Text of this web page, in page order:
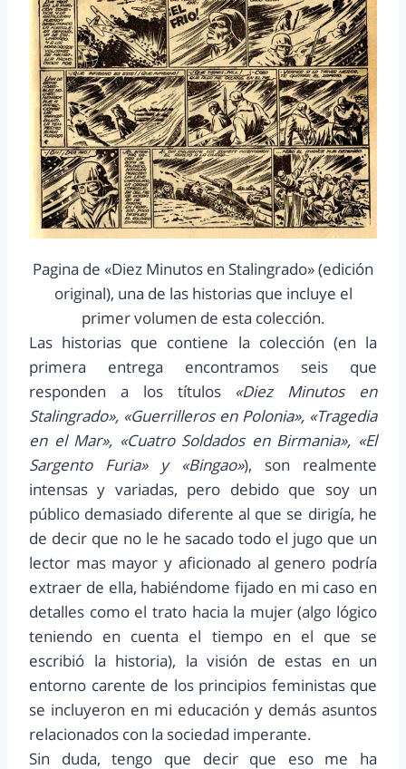
Pagina de «Diez Minutos en Stalingrado» (edición
original), una de las historias que incluye el
primer volumen de esta colección.
Las historias que contiene la colección (en la
primera entrega encontramos seis que
responden a los títulos «Diez Minutos en
Stalingrado», «Guerrilleros en Polonia», «Tragedia
en el Mar», «Cuatro Soldados en Birmania», «El
Sargento Furia» y «Bingao»), son realmente
intensas y variadas, pero debido que soy un
público demasiado diferente al que se dirigía, he
de decir que no le he sacado todo el jugo que un
lector mas mayor y aficionado al genero podría
extraer de ella, habiéndome fijado en mi caso en
detalles como el trato hacia la mujer (algo lógico
teniendo en cuenta el tiempo en el que se
escribió la historia), la visión de estas en un
entorno carente de los principios feministas que
se incluyeron en mi educación y demás asuntos
relacionados con la sociedad imperante.
Sin duda, tengo que decir que eso me ha